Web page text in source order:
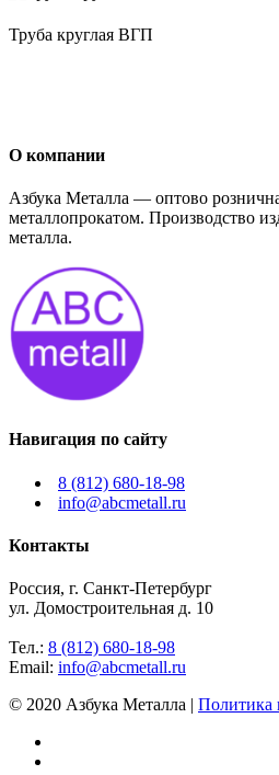
Труба круглая ВГП
О компании
Азбука Металла — оптово
металлопрокатом. Производство
металла.
Навигация по сайту
8 (812) 680-18-98
info@abcmetall.ru
Контакты
Россия, г. Санкт-Петербург
ул. Домостроительная д. 10
Тел.: 8 (812) 680-18-98
Email: info@abcmetall.ru
© 2020 Азбука Металла | Политика